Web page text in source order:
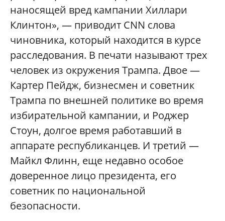
наносящей вред кампании Хиллари
Клинтон», — приводит CNN слова
чиновника, который находится в курсе
расследования. В печати называют трех
человек из окружения Трампа. Двое —
Картер Пейдж, бизнесмен и советник
Трампа по внешней политике во время
избирательной кампании, и Роджер
Стоун, долгое время работавший в
аппарате республиканцев. И третий —
Майкл Флинн, еще недавно особое
доверенное лицо президента, его
советник по национальной
безопасности.